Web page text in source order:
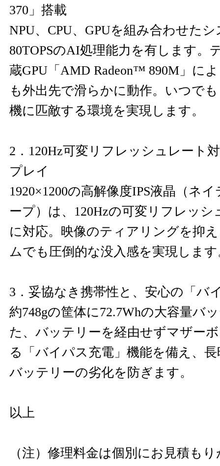
370」搭載
NPU、CPU、GPUを組み合わせた
80TOPSのAI処理能力を有します。
蔵GPU「AMD Radeon™ 890M」に
も外出先で滑らかに動作。いつで
機に匹敵する環境を実現します。
2．120Hz可変リフレッシュレート
プレイ
1920×1200の高解像度IPS液晶（ネ
ープ）は、120Hzの可変リフレッシ
に対応。映像のティアリングを抑
ムでも圧倒的な没入感を実現しま
3．妥協なき携帯性と、安心の「バ
約748gの筐体に72.7Whの大容量バ
た、バッテリーを経由せずマザー
る「バイパス充電」機能を備え、
バッテリーの劣化を防ぎます。
以上
（注）修理料金は個別にお見積も